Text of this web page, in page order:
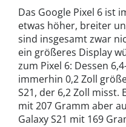
Das Google Pixel 6 ist
etwas höher, breiter
sind insgesamt zwar
ein größeres Display
zum Pixel 6: Dessen
immerhin 0,2 Zoll
S21, der 6,2 Zoll misst.
mit 207 Gramm aber
Galaxy S21 mit 169